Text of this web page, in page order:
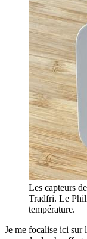
Les capteurs
Tradfri. Le
température.
Je me focalise ici sur